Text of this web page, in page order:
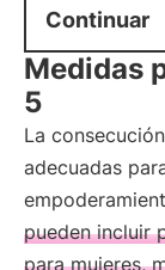
Continuar
Medidas
5
La
adecuadas
pueden incluir
para mujeres,